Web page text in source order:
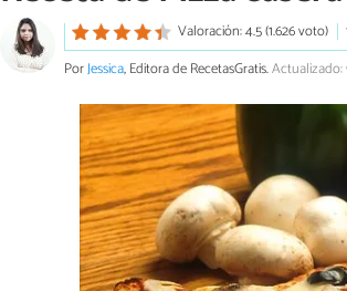
Valoración: 4.5 (1.626 voto)
PorJessica, Editora de RecetasGratis.